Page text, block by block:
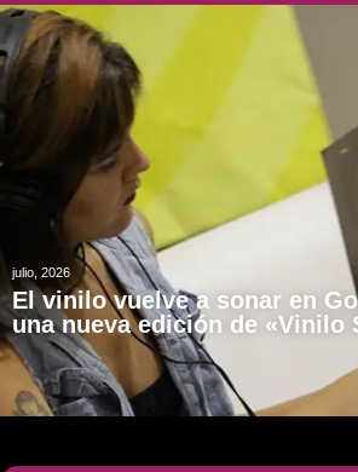
julio, 2026
El vinilo vuelve a sonar en
una nueva edición de «Vinilo